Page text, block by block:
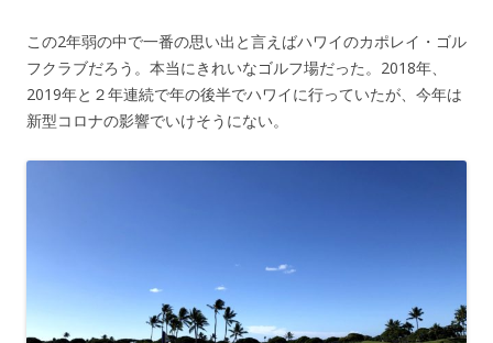
この2年弱の中で一番の思い出と言えばハワイのカポレイ・ゴル
フクラブだろう。本当にきれいなゴルフ場だった。2018年、
2019年と２年連続で年の後半でハワイに行っていたが、今年は
新型コロナの影響でいけそうにない。